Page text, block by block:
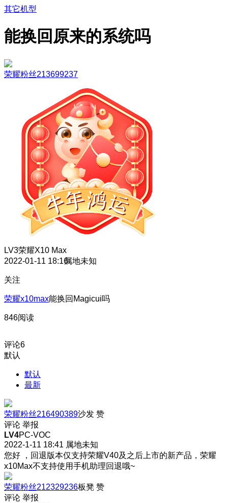
其它机型
能换回原来的系统吗
荣耀粉丝213699237
LV3荣耀X10 Max
2022-01-11 18:16属地未知
关注
荣耀x10max能换回Magicui吗
846阅读
评论6
默认
默认
最新
荣耀粉丝216490389沙发 赞
评论 举报
LV4PC-VOC
2022-1-11 18:41 属地未知
您好 ，回退版本仅支持荣耀V40及之后上市的新产品，荣耀
x10Max不支持使用手机助理回退哦~
荣耀粉丝212329236板凳 赞
评论 举报